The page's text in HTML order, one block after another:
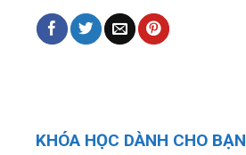
KHÓA HỌC DÀNH CHO BẠN